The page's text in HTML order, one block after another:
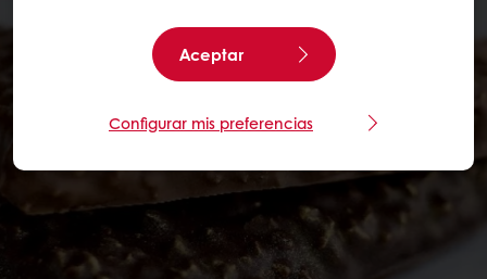
Aceptar
Configurar mis preferencias